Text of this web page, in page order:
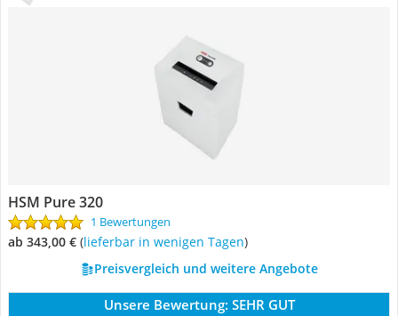
HSM Pure 320
1 Bewertungen
ab 343,00 € ( Lieferbar in wenigen Tagen)
Preisvergleich und weitere Angebote
Unsere Bewertung: SEHR GUT